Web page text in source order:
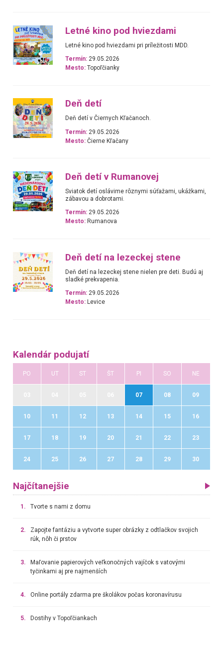
Letné kino pod hviezdami
Letné kino pod hviezdami pri príležitosti MDD.
Termín: 29.05.2026
Mesto: Topoľčianky
Deň detí
Deň detí v Čiernych Kľačanoch.
Termín: 29.05.2026
Mesto: Čierne Kľačany
Deň detí v Rumanovej
Sviatok detí oslávime rôznymi súťažami, ukážkami,
zábavou a dobrotami.
Termín: 29.05.2026
Mesto: Rumanova
Deň detí na lezeckej stene
Deň detí na lezeckej stene nielen pre deti. Budú aj
sladké prekvapenia.
Termín: 29.05.2026
Mesto: Levice
Kalendár podujatí
PO UT ST ŠT PI SO NE
07 08 09
10 11 12 13 14 15 16
17 18 19 20 21 22 23
24 25 26 27 28 29 30
Najčítanejšie
1. Tvorte s nami z domu
2.
Zapojte fantáziu a vytvorte super obrázky z odtlačkov svojich
rúk, nôh či prstov
3.
Maľovanie papierových veľkonočných vajíčok s vatovými
tyčinkami aj pre najmenších
4. Online portály zdarma pre školákov počas koronavírusu
5. Dostihy v Topoľčiankach